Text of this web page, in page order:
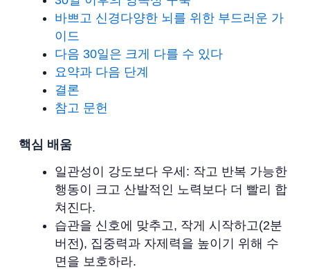
바쁘고 신경다양한 뇌를 위한 부드러운 가
이드
다음 30일은 크게 다를 수 있다
요약과 다음 단계
결론
참고 문헌
핵심 배움
일관성이 강도보다 우세: 작고 반복 가능한
행동이 크고 산발적인 노력보다 더 빨리 합
쳐진다.
습관을 신호에 맞추고, 작게 시작하고(2분
버전), 집중력과 자제력을 높이기 위해 수
면을 보호하라.